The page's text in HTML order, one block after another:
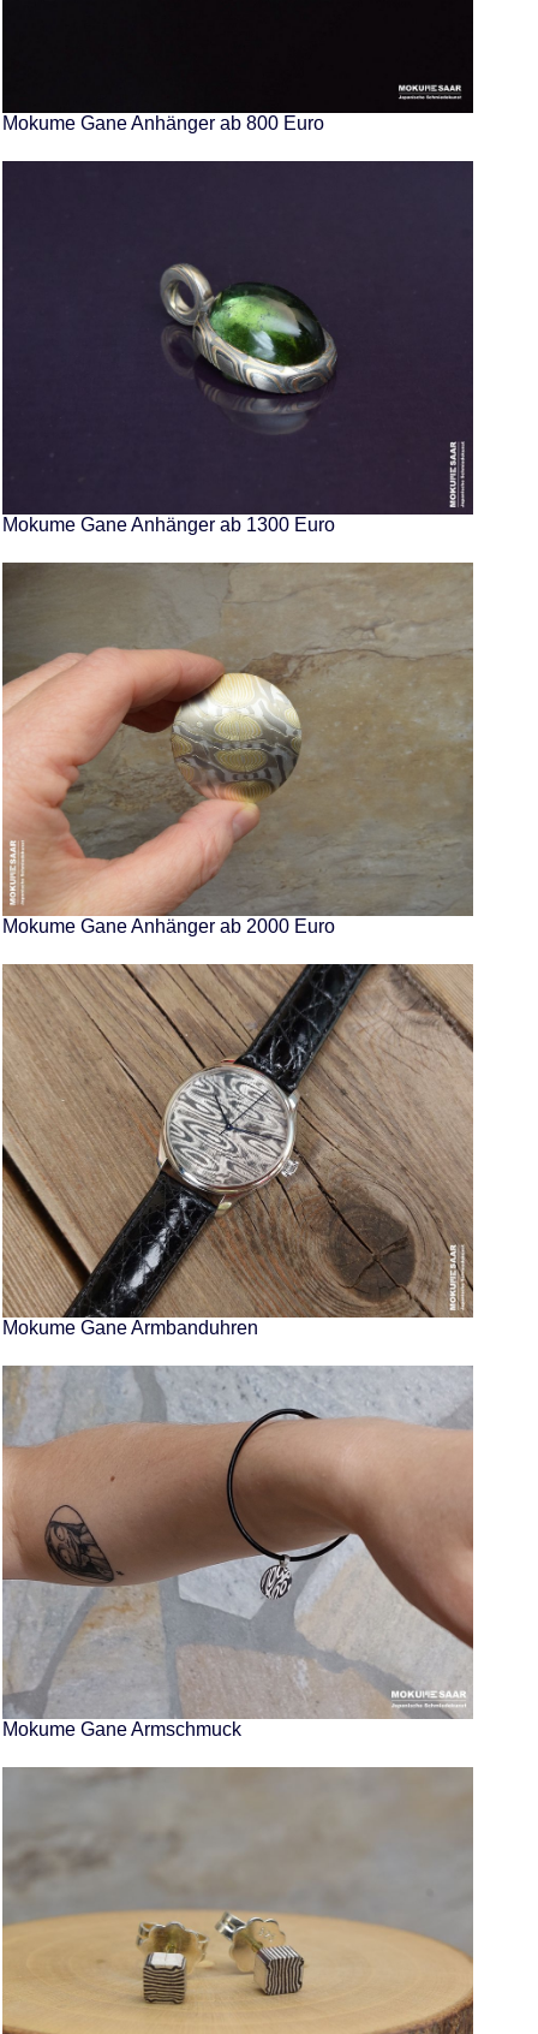
Mokume Gane Anhänger ab 800 Euro
Mokume Gane Anhänger ab 1300 Euro
Mokume Gane Anhänger ab 2000 Euro
Mokume Gane Armbanduhren
Mokume Gane Armschmuck